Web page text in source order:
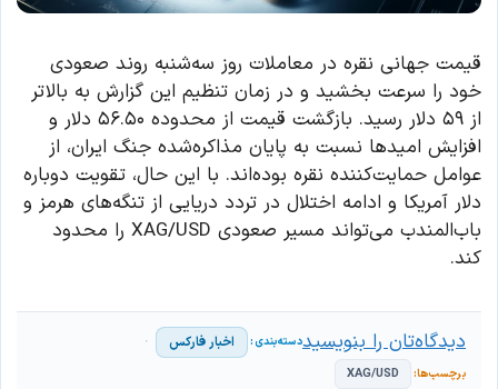
قیمت جهانی نقره در معاملات روز سه‌شنبه روند صعودی
خود را سرعت بخشید و در زمان تنظیم این گزارش به بالاتر
از ۵۹ دلار رسید. بازگشت قیمت از محدوده ۵۶.۵۰ دلار و
افزایش امیدها نسبت به پایان مذاکره‌شده جنگ ایران، از
عوامل حمایت‌کننده نقره بوده‌اند. با این حال، تقویت دوباره
دلار آمریکا و ادامه اختلال در تردد دریایی از تنگه‌های هرمز و
باب‌المندب می‌تواند مسیر صعودی XAG/USD را محدود
کند.
اخبار فارکس
XAG/USD
دیدگاه‌تان را بنویسید